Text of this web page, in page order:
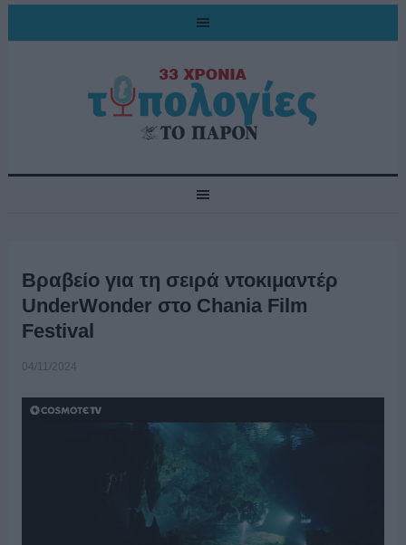
Βραβείο για τη σειρά ντοκιμαντέρ
UnderWonder στο Chania Film
Festival
04/11/2024